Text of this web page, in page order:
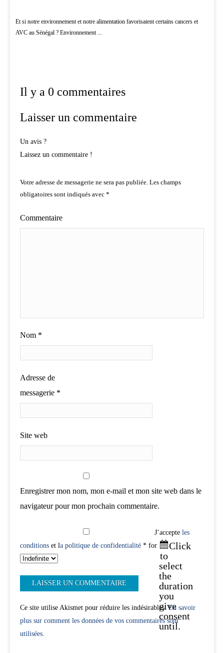
Et si notre environnement et notre alimentation favorisaient certains cancers et
AVC au Sénégal ? Environnement ...
Il y a 0 commentaires
Laisser un commentaire
Un avis ?
Laissez un commentaire !
Votre adresse de messagerie ne sera pas publiée. Les champs
obligatoires sont indiqués avec *
Commentaire
Nom *
Adresse de
messagerie *
Site web
Enregistrer mon nom, mon e-mail et mon site web dans le
navigateur pour mon prochain commentaire.
J’accepte les
conditions et la politique de confidentialité * for
Click
to
select
the
duration
you
give
consent
until.
Ce site utilise Akismet pour réduire les indésirables.En savoir
plus sur comment les données de vos commentaires sont
utilisées